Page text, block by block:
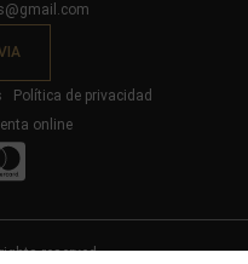
Política de privacidad
online
reserved.